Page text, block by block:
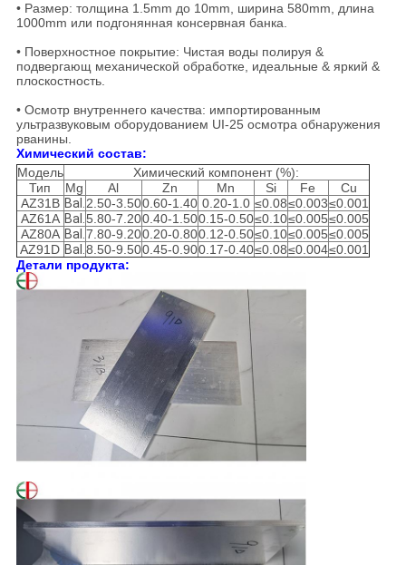
• Размер: толщина 1.5mm до 10mm, ширина 580mm, длина
1000mm или подгонянная консервная банка.
• Поверхностное покрытие: Чистая воды полируя &
подвергающ механической обработке, идеальные & яркий &
плоскостность.
• Осмотр внутреннего качества: импортированным
ультразвуковым оборудованием UI-25 осмотра обнаружения
рванины.
Химический состав:
Модель
Химический компонент (%):
Тип
Mg Al Zn Mn Si Fe
Cu
AZ31B Bal. 2.50-3.500.60-1.40 0.20-1.0 ≤0.08≤0.003≤0.001
AZ61A Bal. 5.80-7.200.40-1.500.15-0.50≤0.10≤0.005≤0.005
AZ80A Bal. 7.80-9.200.20-0.800.12-0.50≤0.10≤0.005≤0.005
AZ91D Bal. 8.50-9.500.45-0.900.17-0.40≤0.08≤0.004≤0.001
Детали продукта: